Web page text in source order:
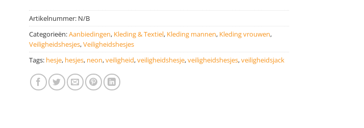
Artikelnummer: N/B
Categorieën:Aanbiedingen, Kleding & Textiel, Kleding mannen, Kleding vrouwen,
Veiligheidshesjes,Veiligheidshesjes
Tags: hesje, hesjes, neon,veiligheid,veiligheidshesje,veiligheidshesjes,veiligheidsjack